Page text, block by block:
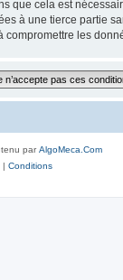
que cela est
à une tierce partie
les
parAlgoMeca.Com
| Conditions